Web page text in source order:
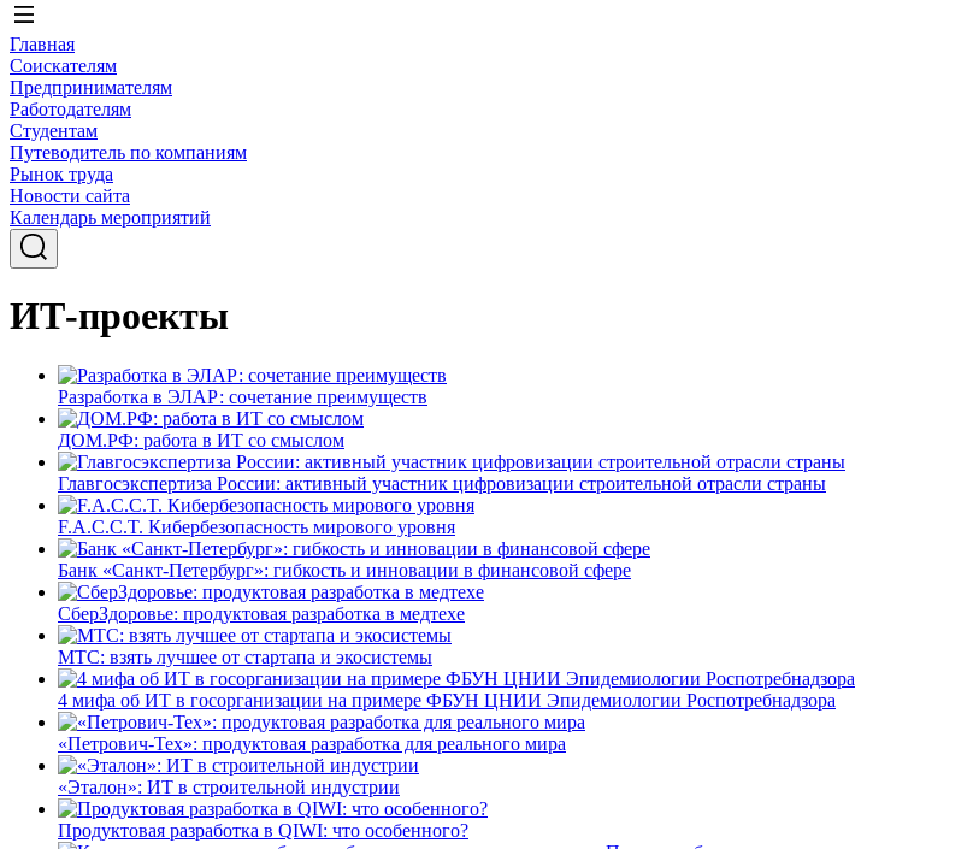
Главная
Соискателям
Предпринимателям
Работодателям
Студентам
Путеводитель по компаниям
Рынок труда
Новости сайта
Календарь мероприятий
ИТ-проекты
Разработка в ЭЛАР: сочетание преимуществ
ДОМ.РФ: работа в ИТ со смыслом
Главгосэкспертиза России: активный участник цифровизации строительной отрасли страны
F.A.C.C.T. Кибербезопасность мирового уровня
Банк «Санкт-Петербург»: гибкость и инновации в финансовой сфере
СберЗдоровье: продуктовая разработка в медтехе
МТС: взять лучшее от стартапа и экосистемы
4 мифа об ИТ в госорганизации на примере ФБУН ЦНИИ Эпидемиологии Роспотребнадзора
«Петрович-Тех»: продуктовая разработка для реального мира
«Эталон»: ИТ в строительной индустрии
Продуктовая разработка в QIWI: что особенного?